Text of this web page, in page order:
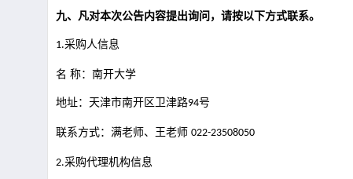
九、凡对本次公告内容提出询问，请按以下方式联系。
1.采购人信息
名 称：南开大学
地址：天津市南开区卫津路94号
联系方式：满老师、王老师 022-23508050
2.采购代理机构信息